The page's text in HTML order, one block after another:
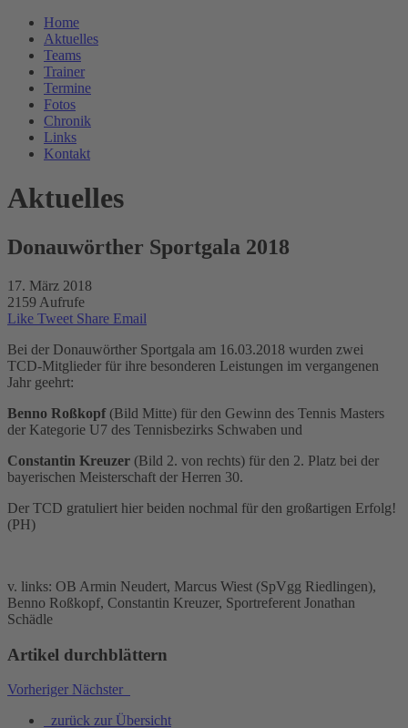
Home
Aktuelles
Teams
Trainer
Termine
Fotos
Chronik
Links
Kontakt
Aktuelles
Donauwörther Sportgala 2018
17. März 2018
2159 Aufrufe
Like Tweet Share Email
Bei der Donauwörther Sportgala am 16.03.2018 wurden zwei
TCD-Mitglieder für ihre besonderen Leistungen im vergangenen
Jahr geehrt:
Benno Roßkopf(Bild Mitte) für den Gewinn des Tennis Masters
der Kategorie U7 des Tennisbezirks Schwaben und
Constantin Kreuzer (Bild 2. von rechts) für den 2. Platz bei der
bayerischen Meisterschaft der Herren 30.
Der TCD gratuliert hier beiden nochmal für den großartigen Erfolg!
(PH)
v. links: OB Armin Neudert, Marcus Wiest (SpVgg Riedlingen),
Benno Roßkopf, Constantin Kreuzer, Sportreferent Jonathan
Schädle
Artikel durchblättern
Vorheriger Nächster
zurück zur Übersicht